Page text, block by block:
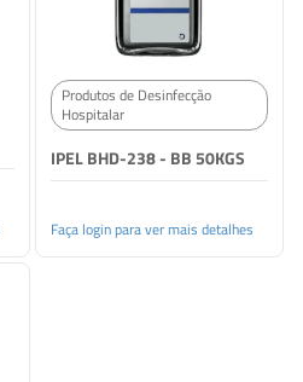
Produtos de Desinfecção
Hospitalar
IPEL BHD-238 - BB 50KGS
Faça login para ver mais detalhes